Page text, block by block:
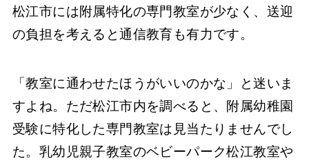
松江市には附属特化の専門教室が少なく、送迎
の負担を考えると通信教育も有力です。
「教室に通わせたほうがいいのかな」と迷いま
すよね。ただ松江市内を調べると、附属幼稚園
受験に特化した専門教室は見当たりませんでし
た。乳幼児親子教室のベビーパーク松江教室や